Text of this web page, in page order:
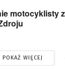
motocyklisty
POKAŻ WIĘCEJ